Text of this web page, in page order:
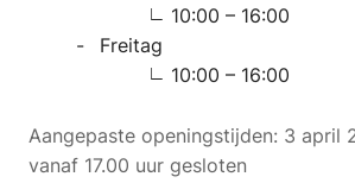
10:00 – 16:00
Freitag
10:00 – 16:00
Aangepaste openingstijden: 3 april
vanaf 17.00 uur gesloten